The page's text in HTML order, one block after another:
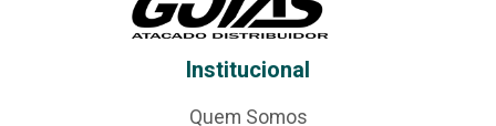
Institucional
Quem Somos